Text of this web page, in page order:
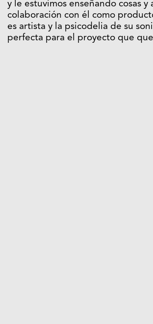
y le estuvimos enseñando cosas y
colaboración con él como
es artista y la psicodelia de su
perfecta para el proyecto que